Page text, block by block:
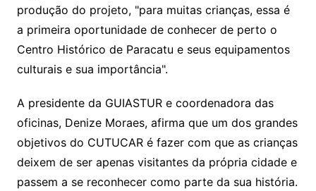
produção do projeto, "para muitas crianças, essa é
a primeira oportunidade de conhecer de perto o
Centro Histórico de Paracatu e seus equipamentos
culturais e sua importância".
A presidente da GUIASTUR e coordenadora das
oficinas, Denize Moraes, afirma que um dos grandes
objetivos do CUTUCAR é fazer com que as crianças
deixem de ser apenas visitantes da própria cidade e
passem a se reconhecer como parte da sua história.